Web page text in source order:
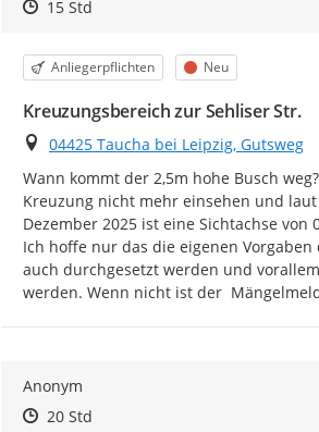
Zeitpunkt des Erstellens
Zeitpunkt des Erstellens
15 StdZur Äußerung
Kategorie
Anliegerpflichten Status
Neu
Kreuzungsbereich zur Sehliser Str.
Ort
04425 Taucha bei Leipzig, Gutsweg
Wann kommt der 2,5m hohe Busch
Kreuzung nicht mehr einsehen und
Dezember 2025 ist eine Sichtachse von
Ich hoffe nur das die eigenen Vorgaben
auch durchgesetzt werden und
werden. Wenn nicht ist der
Anonym
Zeitpunkt des Erstellens
Zeitpunkt des Erstellens
20 StdZur Äußerung